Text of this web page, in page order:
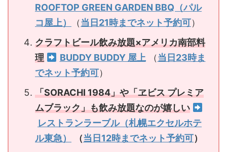
ROOFTOP GREEN GARDEN BBQ（パル
コ屋上）
（当日21時までネット予約可）
クラフトビール飲み放題×アメリカ南部料
理
BUDDY BUDDY 屋上 （当日23時ま
でネット予約可）
「SORACHI 1984」や「ヱビス プレミア
ムブラック」も飲み放題なのが嬉しい
レストランラーブル（札幌エクセルホテ
ル東急）
（当日12時までネット予約可）